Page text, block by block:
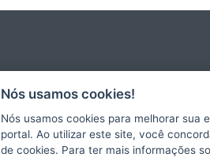
DISQUE-
Nós usamos cookies!
Nós usamos cookies para melhorar sua
portal. Ao utilizar este site, você
de cookies. Para ter mais informações